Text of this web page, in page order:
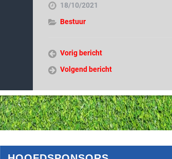
18/10/2021
Bestuur
Vorig bericht
Volgend bericht